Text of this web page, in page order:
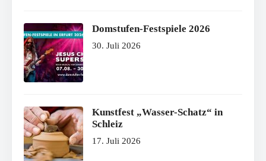
Domstufen-Festspiele 2026
30. Juli 2026
Kunstfest „Wasser-Schatz“ in
Schleiz
17. Juli 2026